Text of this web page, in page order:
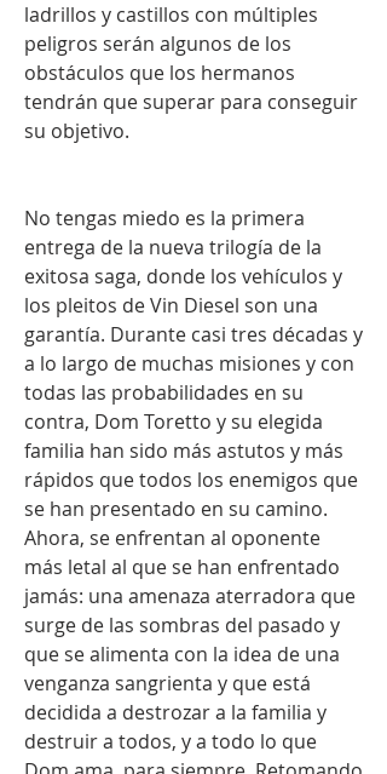
ladrillos y castillos con múltiples
peligros serán algunos de los
obstáculos que los hermanos
tendrán que superar para conseguir
su objetivo.
No tengas miedo es la primera
entrega de la nueva trilogía de la
exitosa saga, donde los vehículos y
los pleitos de Vin Diesel son una
garantía. Durante casi tres décadas y
a lo largo de muchas misiones y con
todas las probabilidades en su
contra, Dom Toretto y su elegida
familia han sido más astutos y más
rápidos que todos los enemigos que
se han presentado en su camino.
Ahora, se enfrentan al oponente
más letal al que se han enfrentado
jamás: una amenaza aterradora que
surge de las sombras del pasado y
que se alimenta con la idea de una
venganza sangrienta y que está
decidida a destrozar a la familia y
destruir a todos, y a todo lo que